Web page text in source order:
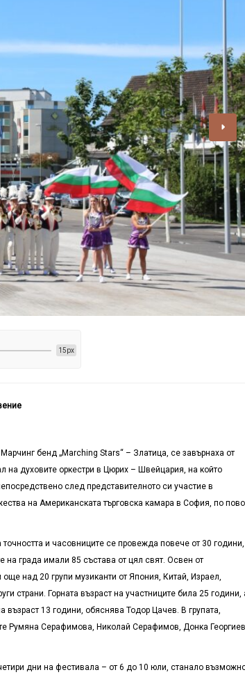
15px
бенд „Marching Stars“ – Златица, се завърнаха от
духовите оркестри в Цюрих – Швейцария, на който
след представителното си участие в
на Американската търговска камара в София, по
и часовниците се провежда повече от 30 години,
на града имали 85 състава от цял свят. Освен от
над 20 групи музиканти от Япония, Китай, Израел,
страни. Горната възраст на участниците била 25 години,
13 години, обяснява Тодор Цачев. В групата,
Румяна Серафимова, Николай Серафимов, Донка
дни на фестивала – от 6 до 10 юли, станало